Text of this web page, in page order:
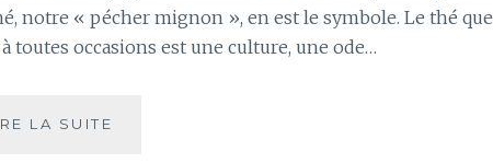
notre « pécher mignon », en est le symbole. Le thé que
toutes occasions est une culture, une ode…
LA SUITE